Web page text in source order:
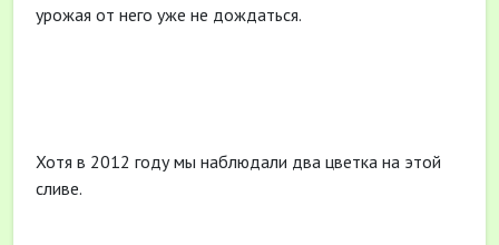
урожая от него уже не дождаться.
Хотя в 2012 году мы наблюдали два цветка на этой
сливе.